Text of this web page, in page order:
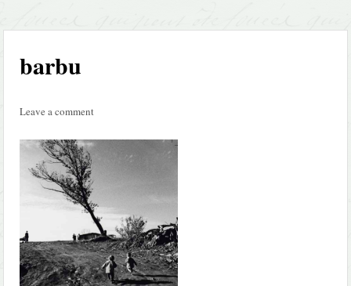
barbu
Leave a comment